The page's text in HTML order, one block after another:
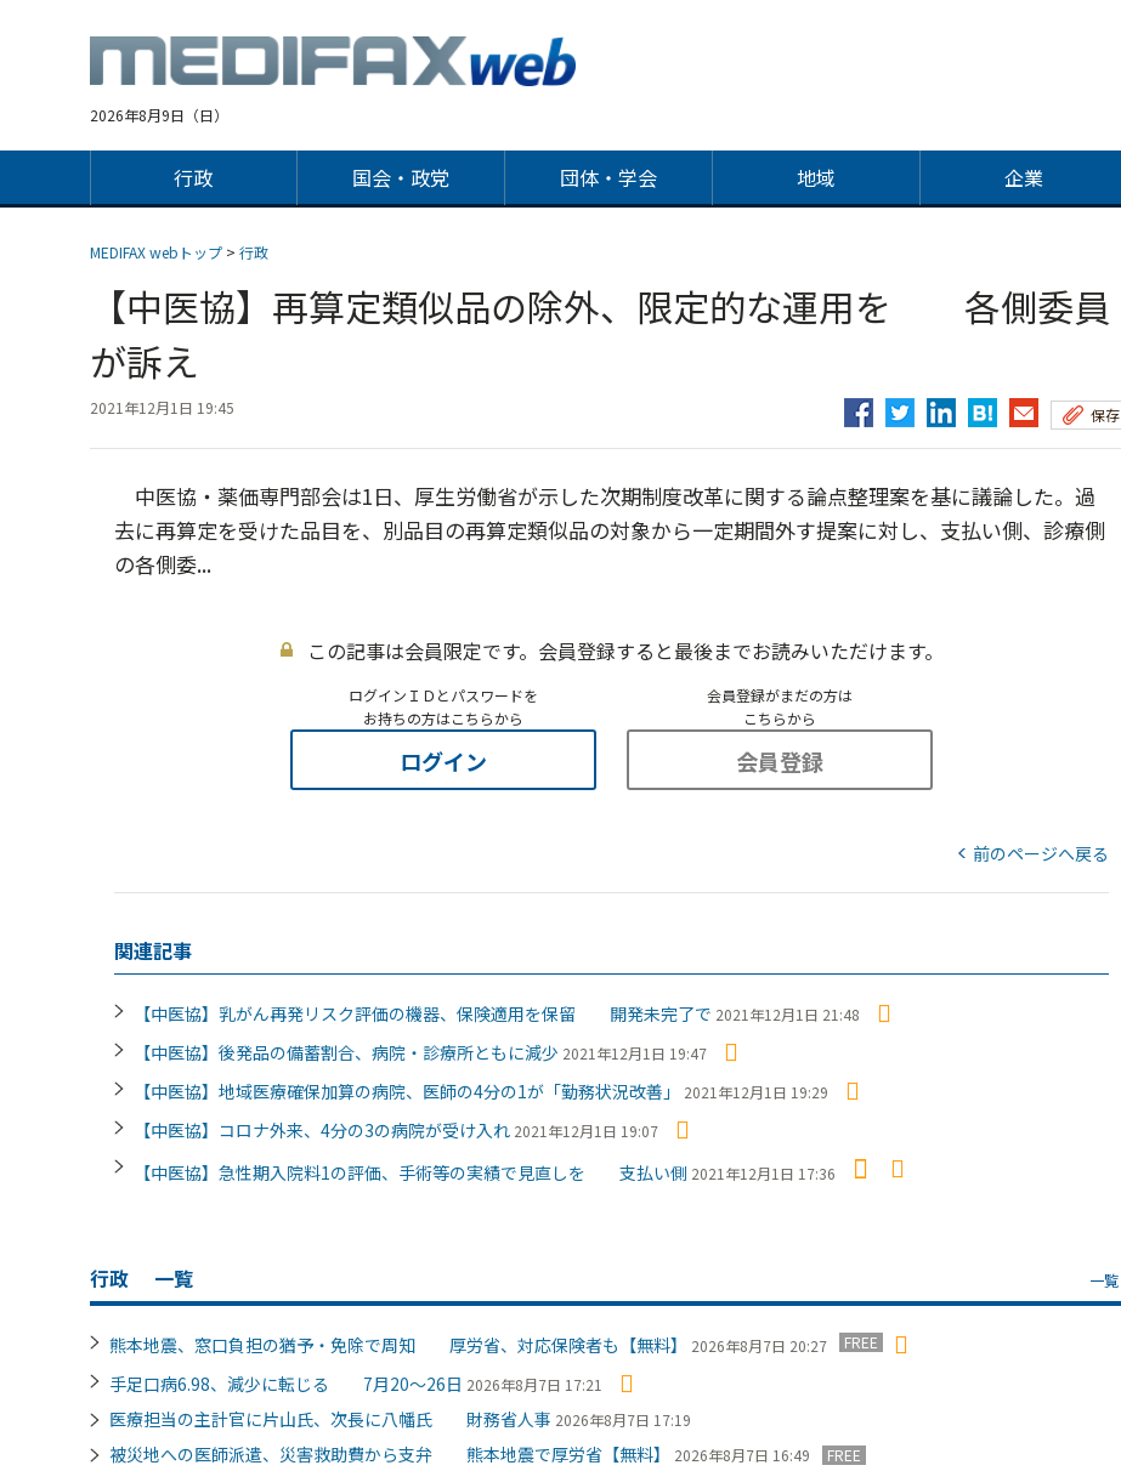
2026年8月9日（日）
行政 国会・政党 団体・学会 地域 企業
MEDIFAX webトップ > 行政
【中医協】再算定類似品の除外、限定的な運用を 各側委員
が訴え
2021年12月1日 19:45 保存
中医協・薬価専門部会は1日、厚生労働省が示した次期制度改革に関する論点整理案を基に議論した。過
去に再算定を受けた品目を、別品目の再算定類似品の対象から一定期間外す提案に対し、支払い側、診療側
の各側委...
この記事は会員限定です。会員登録すると最後までお読みいただけます。
ログインＩＤとパスワードを
お持ちの方はこちらから
ログイン
会員登録がまだの方は
こちらから
会員登録
前のページへ戻る
関連記事
【中医協】乳がん再発リスク評価の機器、保険適用を保留 開発未完了で 2021年12月1日 21:48
【中医協】後発品の備蓄割合、病院・診療所ともに減少 2021年12月1日 19:47
【中医協】地域医療確保加算の病院、医師の4分の1が「勤務状況改善」 2021年12月1日 19:29
【中医協】コロナ外来、4分の3の病院が受け入れ 2021年12月1日 19:07
【中医協】急性期入院料1の評価、手術等の実績で見直しを 支払い側 2021年12月1日 17:36
行政 一覧 一覧
熊本地震、窓口負担の猶予・免除で周知 厚労省、対応保険者も【無料】 2026年8月7日 20:27 FREE
手足口病6.98、減少に転じる 7月20～26日 2026年8月7日 17:21
医療担当の主計官に片山氏、次長に八幡氏 財務省人事 2026年8月7日 17:19
被災地への医師派遣、災害救助費から支弁 熊本地震で厚労省【無料】 2026年8月7日 16:49 FREE